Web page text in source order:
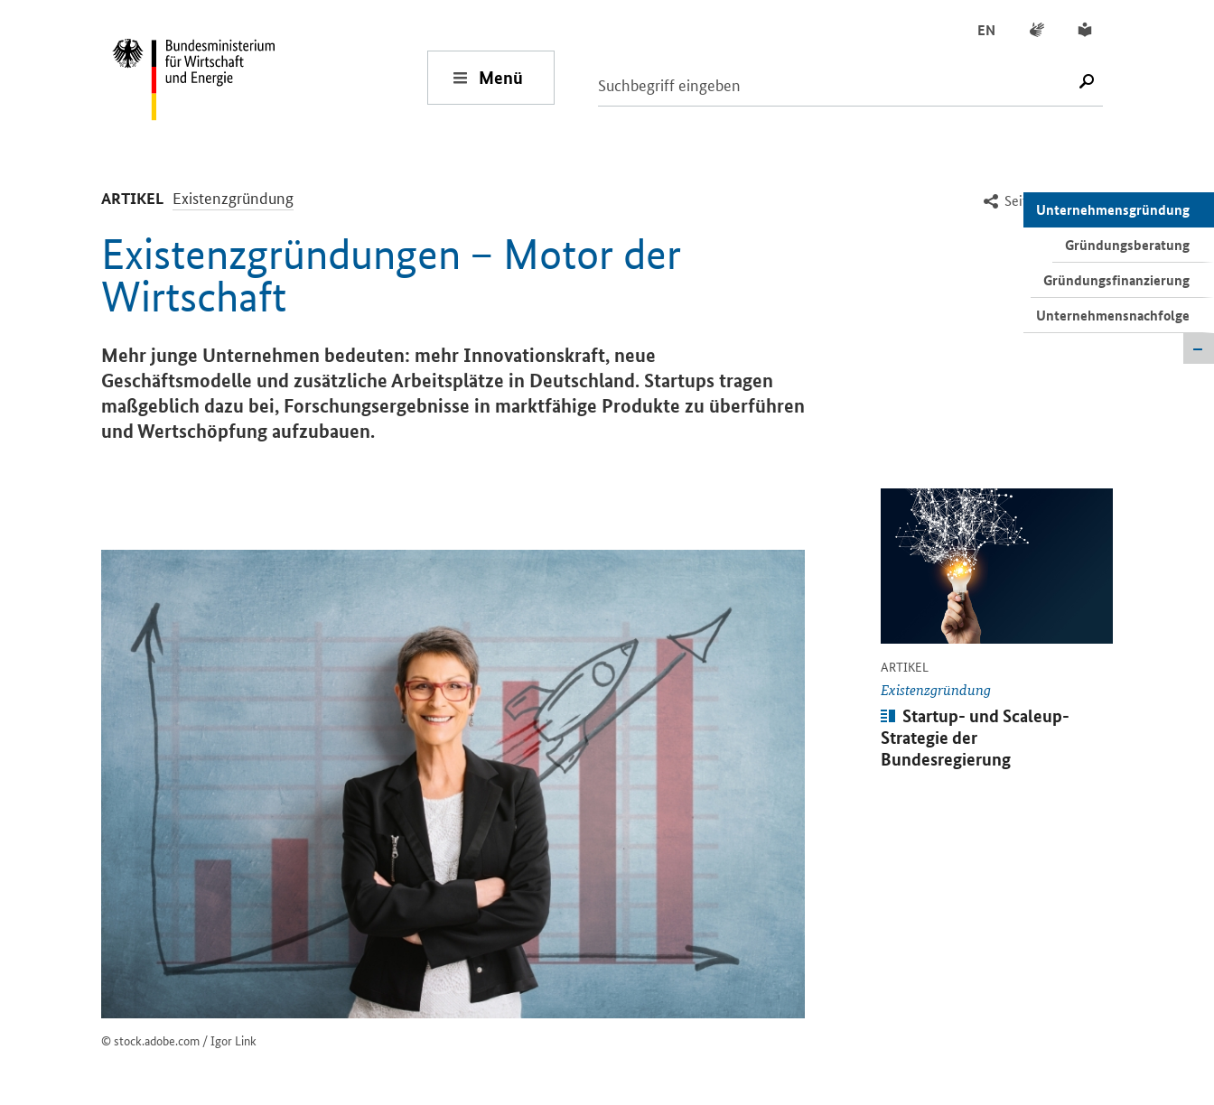
Menü SUCHE STARTEN
EN Gebärdensprache
Leichte Sprache
Unternehmensgründung
Gründungsberatung
Gründungsfinanzierung
Unternehmensnachfolge
Seite empfehlen
ARTIKEL -
Existenzgründung
Existenzgründungen – Motor der
Wirtschaft
Einleitung
Mehr junge Unternehmen bedeuten: mehr Innovationskraft, neue
Geschäftsmodelle und zusätzliche Arbeitsplätze in Deutschland. Startups tragen
maßgeblich dazu bei, Forschungsergebnisse in marktfähige Produkte zu überführen
und Wertschöpfung aufzubauen.
© stock.adobe.com / Igor Link
ARTIKEL
Existenzgründung
Artikel:
Startup- und Scaleup-
Strategie der
Bundesregierung
Öffnet Einzelsicht